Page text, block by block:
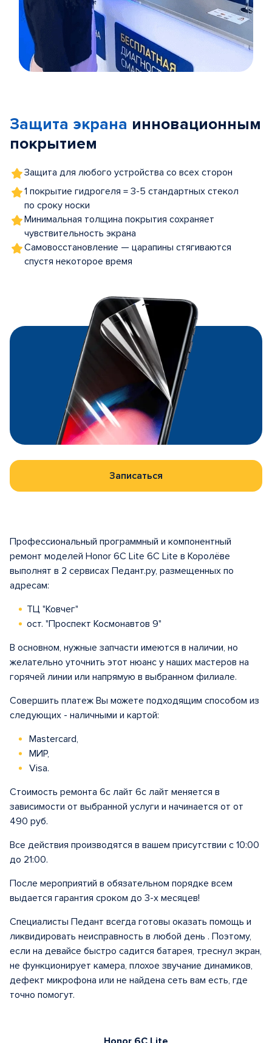
5
Защита экрана инновационным
покрытием
Защита для любого устройства со всех сторон
1 покрытие гидрогеля = 3-5 стандартных стекол
по сроку носки
Минимальная толщина покрытия сохраняет
чувствительность экрана
Самовосстановление — царапины стягиваются
спустя некоторое время
Записаться
Профессиональный программный и компонентный
ремонт моделей Honor 6C Lite 6C Lite в Королёве
выполнят в 2 сервисах Педант.ру, размещенных по
адресам:
ТЦ "Ковчег"
ост. "Проспект Космонавтов 9"
В основном, нужные запчасти имеются в наличии, но
желательно уточнить этот нюанс у наших мастеров на
горячей линии или напрямую в выбранном филиале.
Совершить платеж Вы можете подходящим способом из
следующих - наличными и картой:
Mastercard,
МИР,
Visa.
Стоимость ремонта 6с лайт 6с лайт меняется в
зависимости от выбранной услуги и начинается от от
490 руб.
Все действия производятся в вашем присутствии с 10:00
до 21:00.
После мероприятий в обязательном порядке всем
выдается гарантия сроком до 3-х месяцев!
Специалисты Педант всегда готовы оказать помощь и
ликвидировать неисправность в любой день . Поэтому,
если на девайсе быстро садится батарея, треснул экран,
не функционирует камера, плохое звучание динамиков,
дефект микрофона или не найдена сеть вам есть, где
точно помогут.